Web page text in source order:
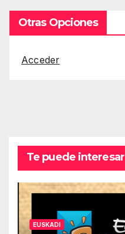
Otras Opciones
Acceder
Te puede interesar
EUSKADI